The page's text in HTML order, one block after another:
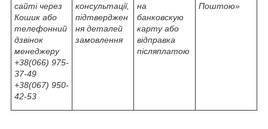
сайті через
Кошик або
телефонний
дзвінок
менеджеру
+38(066) 975-
37-49
+38(067) 950-
42-53
консультації,
підтверджен
ня деталей
замовлення
на
банковскую
карту або
відправка
післяплатою
Поштою»